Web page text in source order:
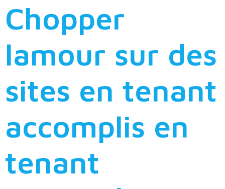
Chopper
lamour sur des
sites en tenant
accomplis en
tenant